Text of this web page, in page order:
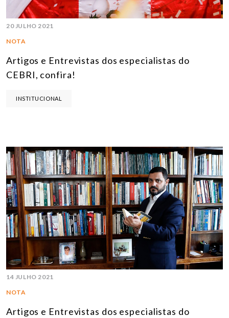
20 JULHO 2021
NOTA
Artigos e Entrevistas dos especialistas do
CEBRI, confira!
INSTITUCIONAL
14 JULHO 2021
NOTA
Artigos e Entrevistas dos especialistas do